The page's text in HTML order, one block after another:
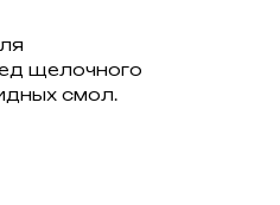
щелочного
смол.